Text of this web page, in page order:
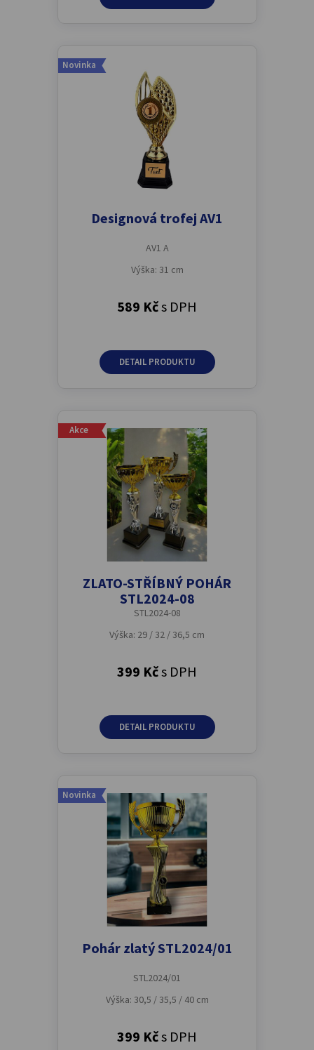
Novinka
Designová trofej AV1
AV1 A
Výška: 31 cm
589 Kčs DPH
DETAIL PRODUKTU
Akce
ZLATO-STŘÍBNÝ POHÁR
STL2024-08
STL2024-08
Výška: 29 / 32 / 36,5 cm
399 Kčs DPH
DETAIL PRODUKTU
Novinka
Pohár zlatý STL2024/01
STL2024/01
Výška: 30,5 / 35,5 / 40 cm
399 Kčs DPH